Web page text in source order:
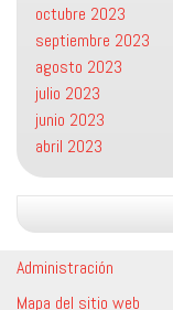
octubre 2023
septiembre 2023
agosto 2023
julio 2023
junio 2023
abril 2023
Administración
Mapa del sitio web